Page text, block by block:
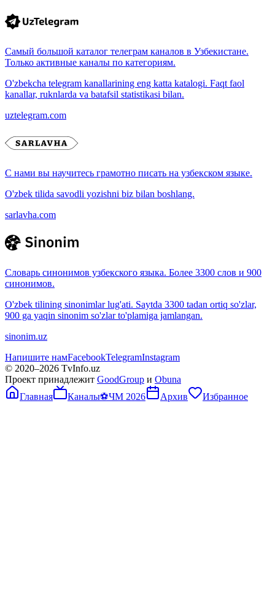
Самый большой каталог телеграм каналов в Узбекистане.
Только активные каналы по категориям.
O'zbekcha telegram kanallarining eng katta katalogi. Faqt faol
kanallar, ruknlarda va batafsil statistikasi bilan.
uztelegram.com
С нами вы научитесь грамотно писать на узбекском языке.
O'zbek tilida savodli yozishni biz bilan boshlang.
sarlavha.com
Словарь синонимов узбекского языка. Более 3300 слов и 900
синонимов.
O'zbek tilining sinonimlar lug'ati. Saytda 3300 tadan ortiq so'zlar,
900 ga yaqin sinonim so'zlar to'plamiga jamlangan.
sinonim.uz
Напишите намFacebookTelegramInstagram
© 2020–2026 TvInfo.uz
Проект принадлежит GoodGroup и Obuna
Главная
Каналы⚽ЧМ 2026 Архив Избранное